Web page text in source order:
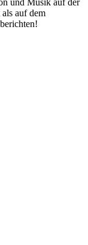
und Musik auf der
auf dem